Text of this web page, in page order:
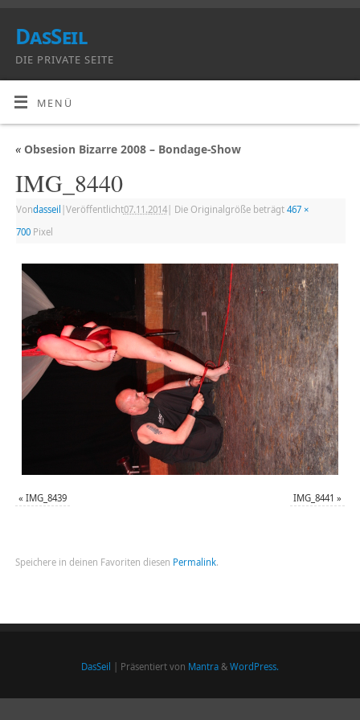
DasSeil
DIE PRIVATE SEITE
MENÜ
«Obsesion Bizarre 2008 – Bondage-Show
IMG_8440
Vondasseil Veröffentlicht07.11.2014| Die Originalgröße beträgt 467 ×
700Pixel
« IMG_8439 IMG_8441 »
Speichere in deinen Favoriten diesen Permalink.
DasSeil | Präsentiert von Mantra & WordPress.